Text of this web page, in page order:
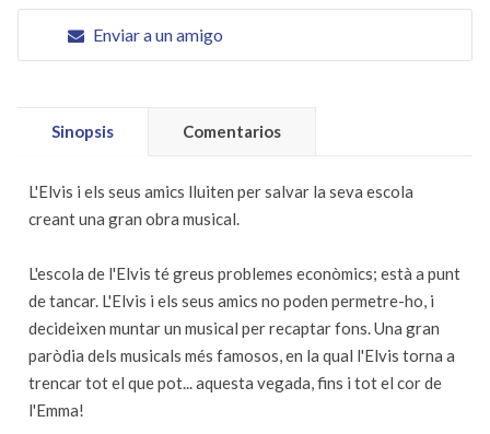
Enviar a un amigo
Sinopsis Comentarios
L'Elvis i els seus amics lluiten per salvar la seva escola
creant una gran obra musical.
L'escola de l'Elvis té greus problemes econòmics; està a punt
de tancar. L'Elvis i els seus amics no poden permetre-ho, i
decideixen muntar un musical per recaptar fons. Una gran
paròdia dels musicals més famosos, en la qual l'Elvis torna a
trencar tot el que pot... aquesta vegada, fins i tot el cor de
l'Emma!